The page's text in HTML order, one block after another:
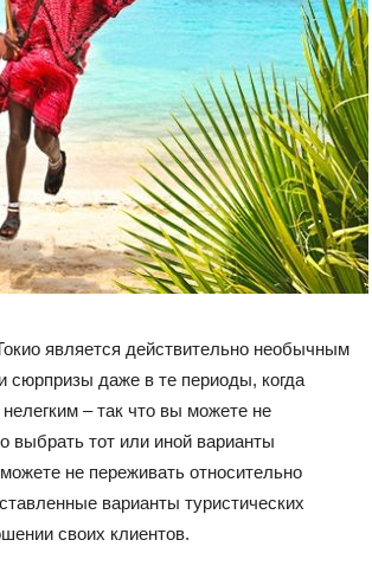
является действительно необычным
сюрпризы даже в те периоды, когда
– так что вы можете не
выбрать тот или иной варианты
не переживать относительно
варианты туристических
своих клиентов.